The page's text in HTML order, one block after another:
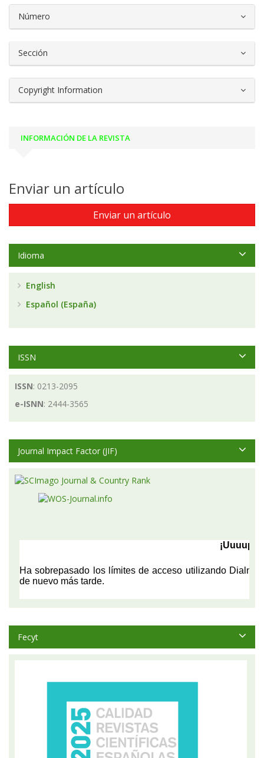
Número
Sección
Copyright Information
INFORMACIÓN DE LA REVISTA
Enviar un artículo
Enviar un artículo
Idioma
English
Español (España)
ISSN
ISSN: 0213-2095
e-ISNN: 2444-3565
Journal Impact Factor (JIF)
Fecyt